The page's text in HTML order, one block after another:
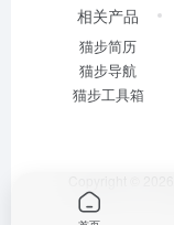
相关产品
猫步简历
猫步导航
猫步工具箱